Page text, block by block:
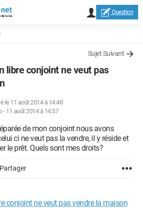
Question
Sujet Suivant
libre conjoint ne veut pas
le 11 août 2014 à 14:48
- 11 août 2014 à 14:57
de mon conjoint nous avons
ci ne veut pas la vendre, il y réside et
le prêt. Quels sont mes droits?
Partager
conjoint ne veut pas vendre la maison